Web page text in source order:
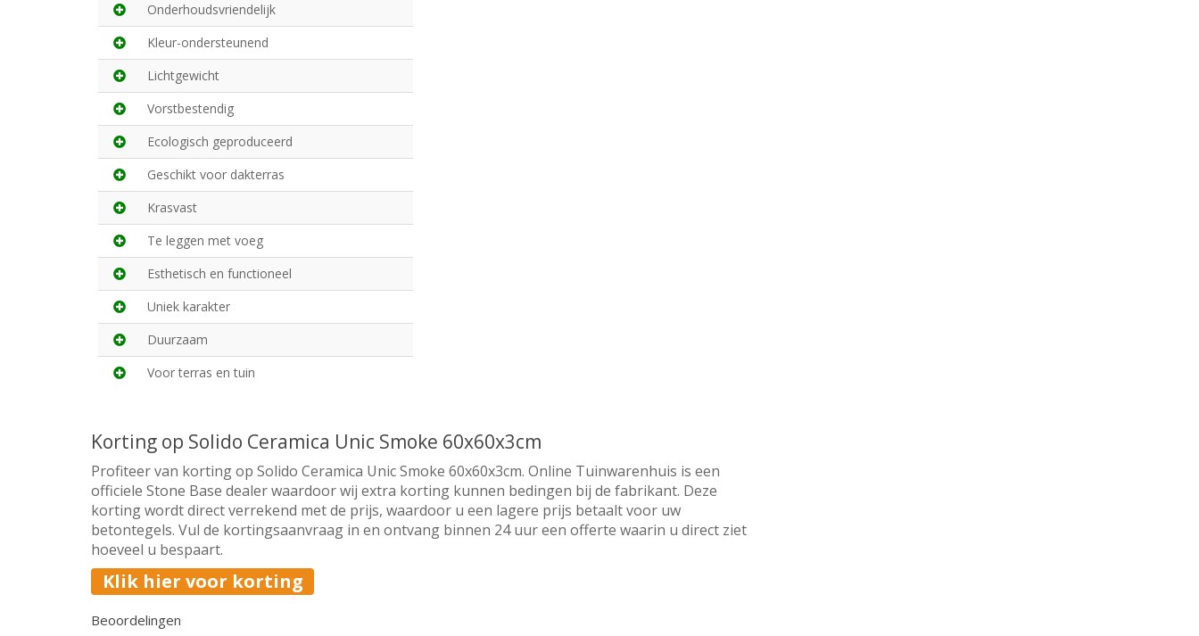
Onderhoudsvriendelijk
Kleur-ondersteunend
Lichtgewicht
Vorstbestendig
Ecologisch geproduceerd
Geschikt voor dakterras
Krasvast
Te leggen met voeg
Esthetisch en functioneel
Uniek karakter
Duurzaam
Voor terras en tuin
Korting op Solido Ceramica Unic Smoke 60x60x3cm
Profiteer van korting op Solido Ceramica Unic Smoke 60x60x3cm. Online Tuinwarenhuis is een
officiele Stone Base dealer waardoor wij extra korting kunnen bedingen bij de fabrikant. Deze
korting wordt direct verrekend met de prijs, waardoor u een lagere prijs betaalt voor uw
betontegels. Vul de kortingsaanvraag in en ontvang binnen 24 uur een offerte waarin u direct ziet
hoeveel u bespaart.
Klik hier voor korting
Beoordelingen